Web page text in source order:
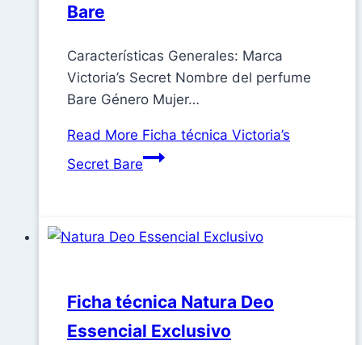
Bare
Características Generales: Marca
Victoria’s Secret Nombre del perfume
Bare Género Mujer…
Read More Ficha técnica Victoria’s
Secret Bare
Ficha técnica Natura Deo
Essencial Exclusivo